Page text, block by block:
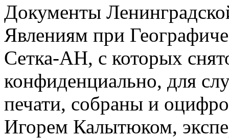
Документы
Явлениям при
Сетка-АН, с которых
конфиденциально, для
печати, собраны и
Игорем Калытюком,